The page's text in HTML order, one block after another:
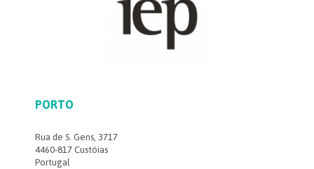
PORTO
Rua de S. Gens, 3717
4460-817 Custóias
Portugal